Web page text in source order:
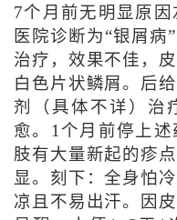
7个月前无明显原
医院诊断为“银屑病
治疗，效果不佳，
白色片状鳞屑。后
剂（具体不详）治
愈。1个月前停上
肢有大量新起的疹
显。刻下：全身怕
凉且不易出汗。因